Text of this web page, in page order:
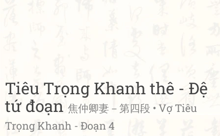
Tiêu Trọng Khanh thê - Đệ
tứ đoạn 焦仲卿妻－第四段 • Vợ Tiêu
Trọng Khanh - Đoạn 4